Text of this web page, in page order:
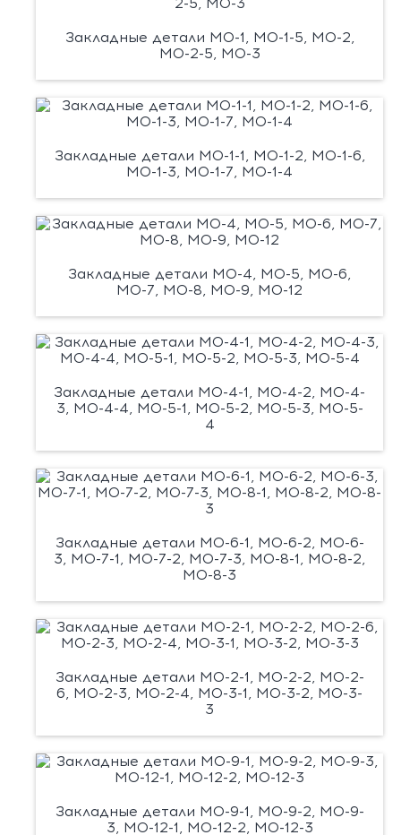
Закладные детали М0-1, М0-1-5, М0-2,
М0-2-5, М0-3
Закладные детали М0-1-1, М0-1-2, М0-1-6,
М0-1-3, М0-1-7, М0-1-4
Закладные детали М0-4, М0-5, М0-6,
М0-7, М0-8, М0-9, М0-12
Закладные детали М0-4-1, М0-4-2, М0-4-
3, М0-4-4, М0-5-1, М0-5-2, М0-5-3, М0-5-
4
Закладные детали М0-6-1, М0-6-2, М0-6-
3, М0-7-1, М0-7-2, М0-7-3, М0-8-1, М0-8-2,
М0-8-3
Закладные детали М0-2-1, М0-2-2, М0-2-
6, М0-2-3, М0-2-4, М0-3-1, М0-3-2, М0-3-
3
Закладные детали М0-9-1, М0-9-2, М0-9-
3, М0-12-1, М0-12-2, М0-12-3